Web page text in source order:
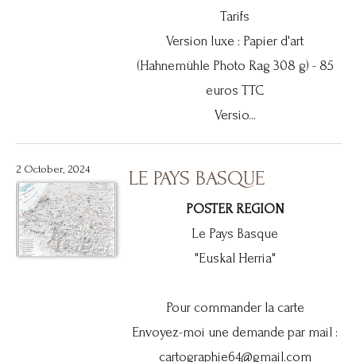
Tarifs
Version luxe : Papier d'art
(Hahnemühle Photo Rag 308 g) - 85
euros TTC
Versio...
2 October, 2024 LE PAYS BASQUE
POSTER REGION
Le Pays Basque
"Euskal Herria"
Pour commander la carte
Envoyez-moi une demande par mail :
cartographie64@gmail.com